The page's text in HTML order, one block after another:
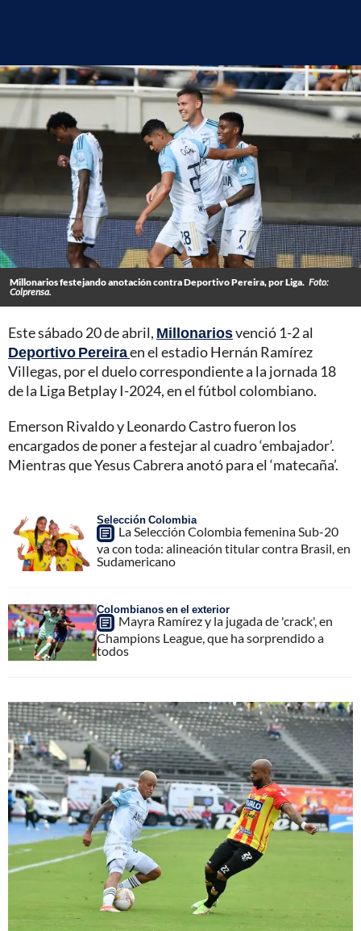
Millonarios festejando anotación contra Deportivo Pereira, por Liga. Foto:
Colprensa.
Este sábado 20 de abril, Millonariosvenció 1-2 al
Deportivo Pereiraen el estadio Hernán Ramírez
Villegas, por el duelo correspondiente a la jornada 18
de la Liga Betplay I-2024, en el fútbol colombiano.
Emerson Rivaldo y Leonardo Castro fueron los
encargados de poner a festejar al cuadro ‘embajador’.
Mientras que Yesus Cabrera anotó para el ‘matecaña’.
Selección Colombia
La Selección Colombia femenina Sub-20
va con toda: alineación titular contra Brasil, en
Sudamericano
Colombianos en el exterior
Mayra Ramírez y la jugada de 'crack', en
Champions League, que ha sorprendido a
todos